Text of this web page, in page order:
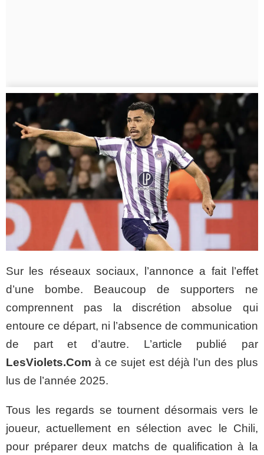
Sur les réseaux sociaux, l’annonce a fait l’effet
d’une bombe. Beaucoup de supporters ne
comprennent pas la discrétion absolue qui
entoure ce départ, ni l’absence de communication
de part et d’autre. L’article publié par
LesViolets.Com à ce sujet est déjà l’un des plus
lus de l’année 2025.
Tous les regards se tournent désormais vers le
joueur, actuellement en sélection avec le Chili,
pour préparer deux matchs de qualification à la